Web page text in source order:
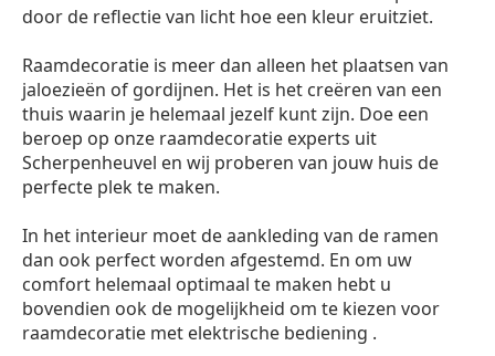
door de reflectie van licht hoe een kleur eruitziet.
Raamdecoratie is meer dan alleen het plaatsen van
jaloezieën of gordijnen. Het is het creëren van een
thuis waarin je helemaal jezelf kunt zijn. Doe een
beroep op onze raamdecoratie experts uit
Scherpenheuvel en wij proberen van jouw huis de
perfecte plek te maken.
In het interieur moet de aankleding van de ramen
dan ook perfect worden afgestemd. En om uw
comfort helemaal optimaal te maken hebt u
bovendien ook de mogelijkheid om te kiezen voor
raamdecoratie met elektrische bediening .